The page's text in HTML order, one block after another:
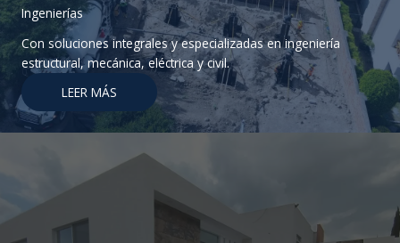
Ingenierías
Con soluciones integrales y especializadas en ingeniería
estructural, mecánica, eléctrica y civil.
LEER MÁS